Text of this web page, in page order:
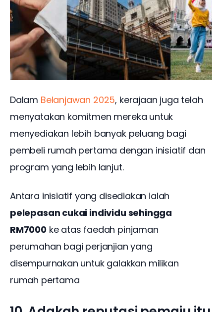
Dalam Belanjawan 2025, kerajaan juga telah
menyatakan komitmen mereka untuk
menyediakan lebih banyak peluang bagi
pembeli rumah pertama dengan inisiatif dan
program yang lebih lanjut.
Antara inisiatif yang disediakan ialah
pelepasan cukai individu sehingga
RM7000 ke atas faedah pinjaman
perumahan bagi perjanjian yang
disempurnakan untuk galakkan milikan
rumah pertama